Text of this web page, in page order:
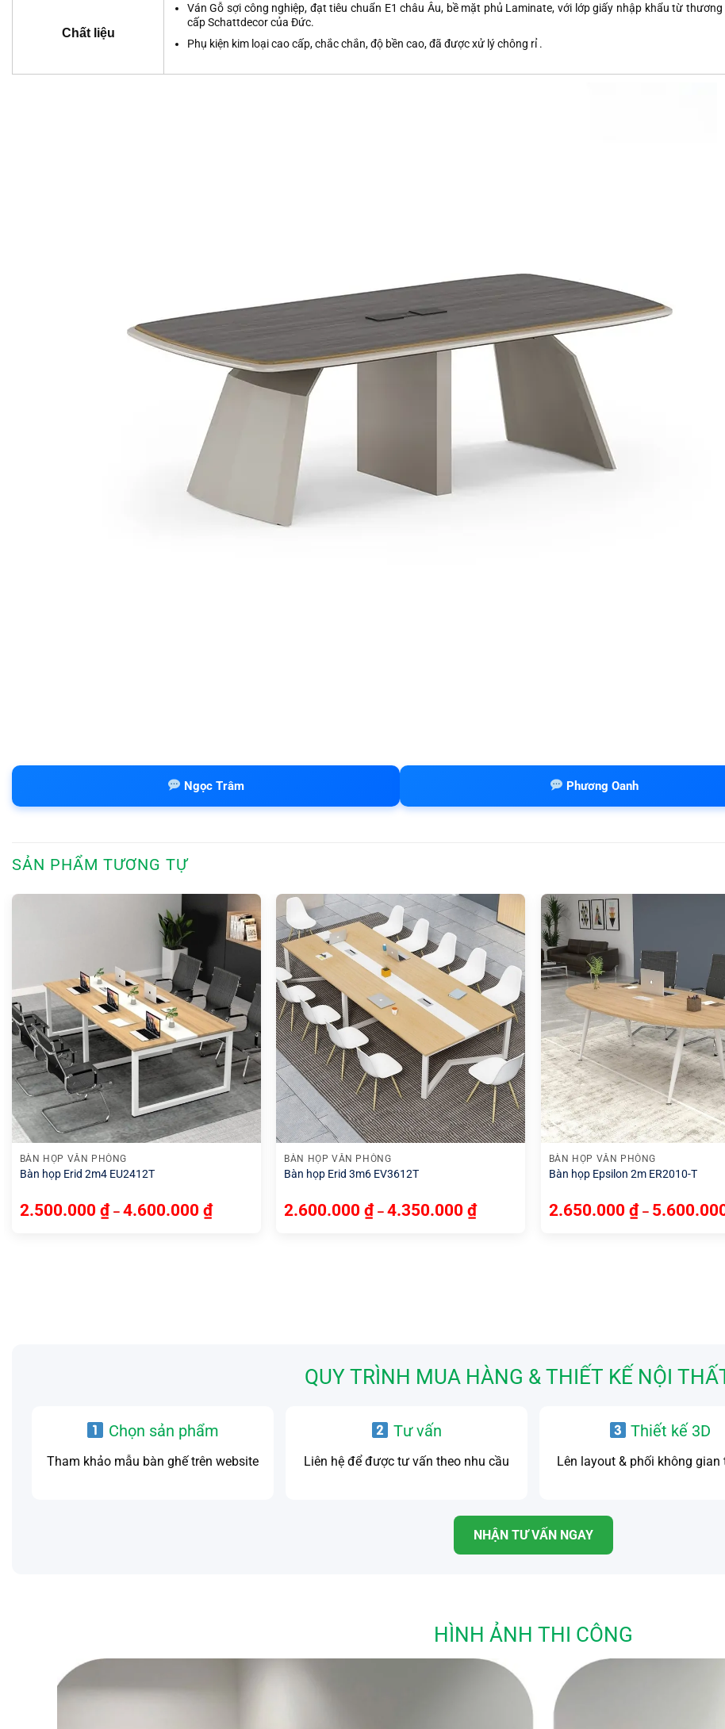
Chất liệu
Ván Gỗ sợi công nghiệp, đạt tiêu chuẩn E1 châu Âu, bề mặt phủ Laminate, với lớp giấy nhập khẩu từ thương
cấp Schattdecor của Đức.
Phụ kiện kim loại cao cấp, chắc chắn, độ bền cao, đã được xử lý chông rỉ .
Ngọc Trâm Phương Oanh
SẢN PHẨM TƯƠNG TỰ
+
BÀN HỌP VĂN PHÒNG
Bàn họp Erid 2m4 EU2412T
2.500.000 ₫ – 4.600.000 ₫
BÀN HỌP VĂN PHÒNG
Bàn họp Erid 3m6 EV3612T
2.600.000₫ –4.350.000₫
+
BÀN HỌP VĂN PHÒNG
Bàn họp Epsilon 2m ER2010-T
2.650.000 ₫ –
QUY TRÌNH MUA HÀNG & THIẾT KẾ NỘI
Chọn sản phẩm
Tham khảo mẫu bàn ghế trên website
Tư vấn
Liên hệ để được tư vấn theo nhu cầu
Thiết kế 3D
Lên layout & phối không gian
NHẬN TƯ VẤN NGAY
HÌNH ẢNH THI CÔNG